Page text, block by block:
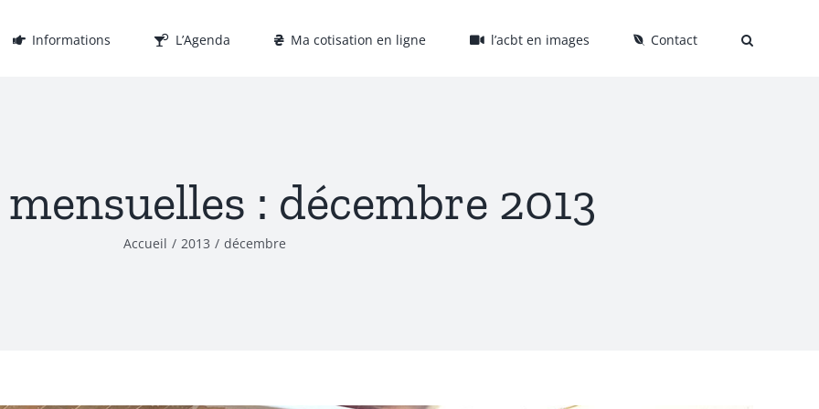
Informations L’Agenda Ma cotisation en ligne l’acbt en images Contact
: décembre 2013
Accueil 2013 décembre